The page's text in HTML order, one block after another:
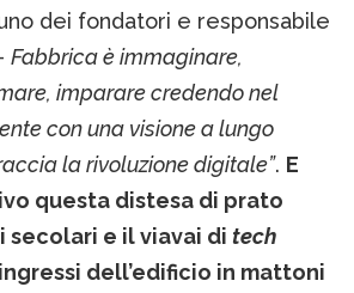
dei fondatori e responsabile
Fabbrica è immaginare,
imparare credendo nel
con una visione a lungo
la rivoluzione digitale”. E
questa distesa di prato
secolari e il viavai di tech
dell’edificio in mattoni